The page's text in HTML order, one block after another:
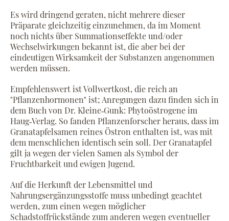
Es wird dringend geraten, nicht mehrere dieser
Präparate gleichzeitig einzunehmen, da im Moment
noch nichts über Summationseffekte und/oder
Wechselwirkungen bekannt ist, die aber bei der
eindeutigen Wirksamkeit der Substanzen angenommen
werden müssen.
Empfehlenswert ist Vollwertkost, die reich an
"Pflanzenhormonen" ist; Anregungen dazu finden sich in
dem Buch von Dr. Kleine‐Gunk: Phytoöstrogene im
Haug‐Verlag. So fanden Pflanzenforscher heraus, dass im
Granatapfelsamen reines Östron enthalten ist, was mit
dem menschlichen identisch sein soll. Der Granatapfel
gilt ja wegen der vielen Samen als Symbol der
Fruchtbarkeit und ewigen Jugend.
Auf die Herkunft der Lebensmittel und
Nahrungsergänzungsstoffe muss unbedingt geachtet
werden, zum einen wegen möglicher
Schadstoffrückstände zum anderen wegen eventueller